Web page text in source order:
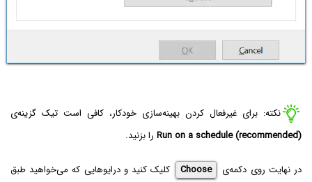
نکته: برای غیرفعال کردن بهینه‌سازی خودکار، کافی است تیک گزینه‌ی
Run on a schedule (recommended) را بزنید.
در نهایت روی دکمه‌ی Choose
کلیک کنید و درایوهایی که می‌خواهید طبق